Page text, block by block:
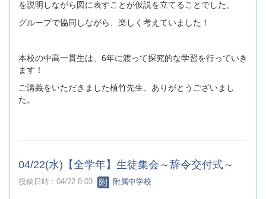
を説明しながら図に表すことが仮説を立てることでした。
グループで協同しながら、楽しく考えていました！
本校の中高一貫生は、6年に渡って探究的な学習を行っていき
ます！
ご講義をいただきました植竹先生、ありがとうございまし
た。
04/22(水)【全学年】生徒集会～辞令交付式～
投稿日時 : 04/22 8:03 附属中学校